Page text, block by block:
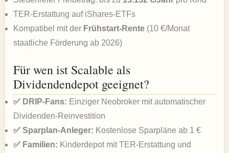
TER-Erstattung auf iShares-ETFs
Kompatibel mit der Frühstart-Rente(10 €/Monat
staatliche Förderung ab 2026)
Für wen ist Scalable als
Dividendendepot geeignet?
✅ DRIP-Fans: Einziger Neobroker mit automatischer
Dividenden-Reinvestition
✅ Sparplan-Anleger: Kostenlose Sparpläne ab 1 €
✅ Familien: Kinderdepot mit TER-Erstattung und